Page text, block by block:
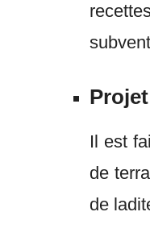
Il est
de
de